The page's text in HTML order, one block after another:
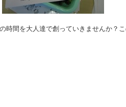
時間を大人達で創っていきませんか？